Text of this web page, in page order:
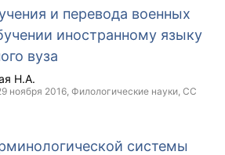
и перевода военных
иностранному языку
вуза
Н.А.
ноября 2016, Филологические науки, CC
системы